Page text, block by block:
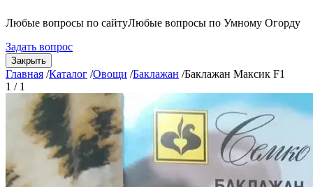
Любые вопросы по сайтуЛюбые вопросы по Умному Огорду
Задать вопрос
Закрыть
Главная /Каталог /Овощи /Баклажан /Баклажан Максик F1
1 / 1